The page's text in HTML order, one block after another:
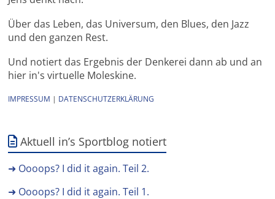
Über das Leben, das Universum, den Blues, den Jazz
und den ganzen Rest.
Und notiert das Ergebnis der Denkerei dann ab und an
hier in's virtuelle Moleskine.
IMPRESSUM | DATENSCHUTZERKLÄRUNG
Aktuell in’s Sportblog notiert
➜ Oooops? I did it again. Teil 2.
➜ Oooops? I did it again. Teil 1.